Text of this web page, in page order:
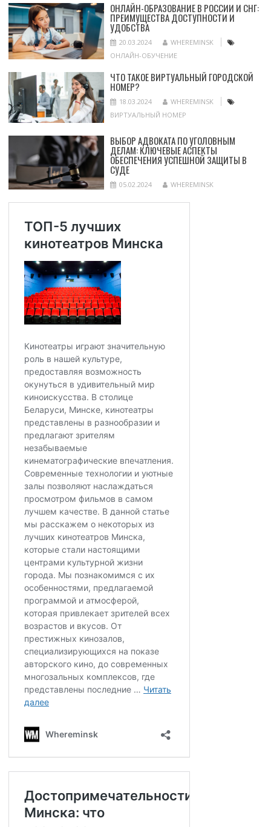
ОНЛАЙН-ОБРАЗОВАНИЕ В РОССИИ И СНГ:
ПРЕИМУЩЕСТВА ДОСТУПНОСТИ И
УДОБСТВА
20.03.2024
WHEREMINSK
ОНЛАЙН-ОБУЧЕНИЕ
ЧТО ТАКОЕ ВИРТУАЛЬНЫЙ ГОРОДСКОЙ
НОМЕР?
18.03.2024
WHEREMINSK
ВИРТУАЛЬНЫЙ НОМЕР
ВЫБОР АДВОКАТА ПО УГОЛОВНЫМ
ДЕЛАМ: КЛЮЧЕВЫЕ АСПЕКТЫ
ОБЕСПЕЧЕНИЯ УСПЕШНОЙ ЗАЩИТЫ В
СУДЕ
05.02.2024 WHEREMINSK